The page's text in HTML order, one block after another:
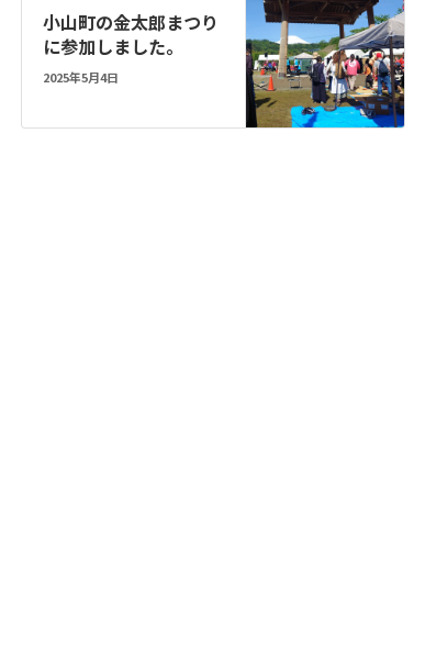
小山町の金太郎まつり
に参加しました。
2025年5月4日